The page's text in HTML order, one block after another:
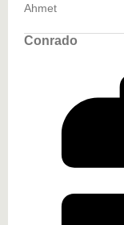
Ahmet
Conrado